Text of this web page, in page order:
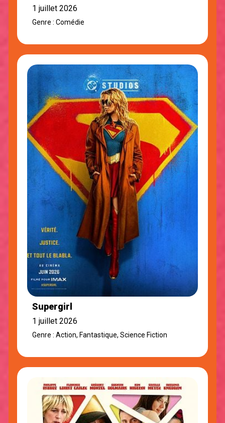
1 juillet 2026
Genre : Comédie
Supergirl
1 juillet 2026
Genre : Action, Fantastique, Science Fiction